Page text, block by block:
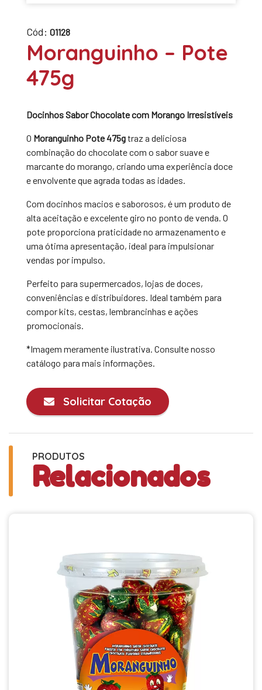
Cód: 01128
Moranguinho – Pote
475g
Docinhos Sabor Chocolate com Morango Irresistíveis
O Moranguinho Pote 475gtraz a deliciosa
combinação do chocolate com o sabor suave e
marcante do morango, criando uma experiência doce
e envolvente que agrada todas as idades.
Com docinhos macios e saborosos, é um produto de
alta aceitação e excelente giro no ponto de venda. O
pote proporciona praticidade no armazenamento e
uma ótima apresentação, ideal para impulsionar
vendas por impulso.
Perfeito para supermercados, lojas de doces,
conveniências e distribuidores. Ideal também para
compor kits, cestas, lembrancinhas e ações
promocionais.
*Imagem meramente ilustrativa. Consulte nosso
catálogo para mais informações.
Solicitar Cotação
PRODUTOS
Relacionados